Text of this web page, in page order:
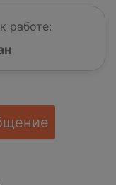
работе: